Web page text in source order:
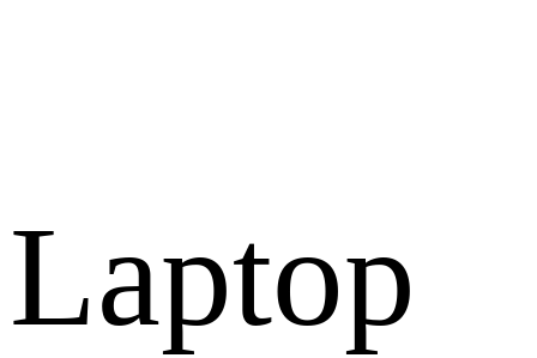
Laptop